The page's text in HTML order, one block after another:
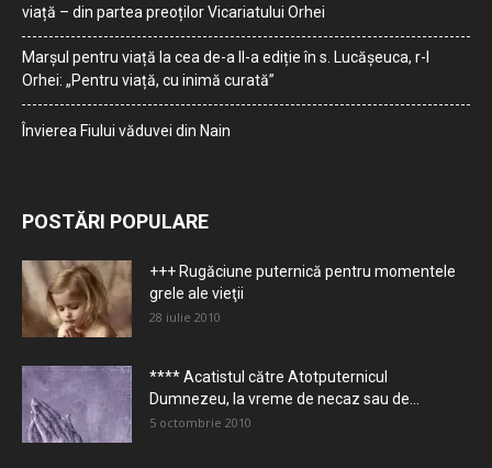
viață – din partea preoților Vicariatului Orhei
Marșul pentru viață la cea de-a II-a ediție în s. Lucășeuca, r-l
Orhei: „Pentru viață, cu inimă curată”
Învierea Fiului văduvei din Nain
POSTĂRI POPULARE
+++ Rugăciune puternică pentru momentele
grele ale vieţii
28 iulie 2010
**** Acatistul către Atotputernicul
Dumnezeu, la vreme de necaz sau de...
5 octombrie 2010